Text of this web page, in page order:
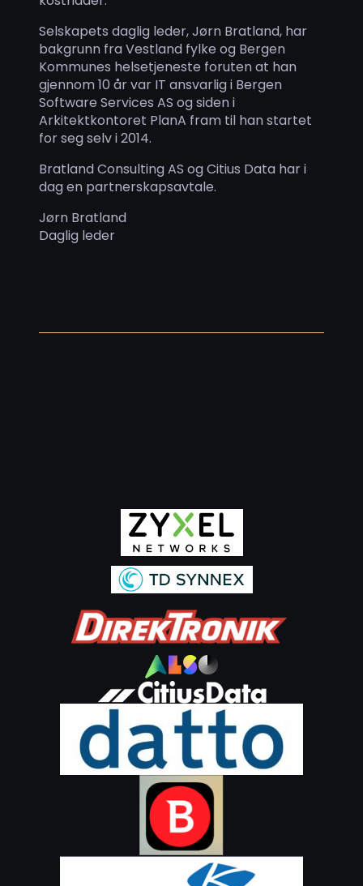
Selskapets daglig leder, Jørn Bratland, har
bakgrunn fra Vestland fylke og Bergen
Kommunes helsetjeneste foruten at han
gjennom 10 år var IT ansvarlig i Bergen
Software Services AS og siden i
Arkitektkontoret PlanA fram til han startet
for seg selv i 2014.
Bratland Consulting AS og Citius Data har i
dag en partnerskapsavtale.
Jørn Bratland
Daglig leder